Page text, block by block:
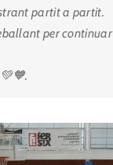
partit a partit.
per continuar